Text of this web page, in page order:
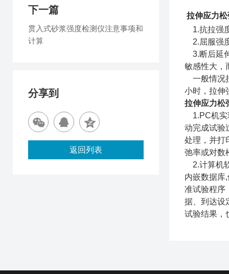
拉伸应力
1.抗拉强
2.屈服强
3.断后延
敏感性大，
一般情况
小时，拉伸
拉伸应力松
1.PC机实
动完成试验
处理，并打
弛率或对数
2.计算机
内嵌数据库
准试验程序
据、到达设
试验结果，
下一篇
贯入式砂浆强度检测仪注意事项和
计算
分享到
返回列表